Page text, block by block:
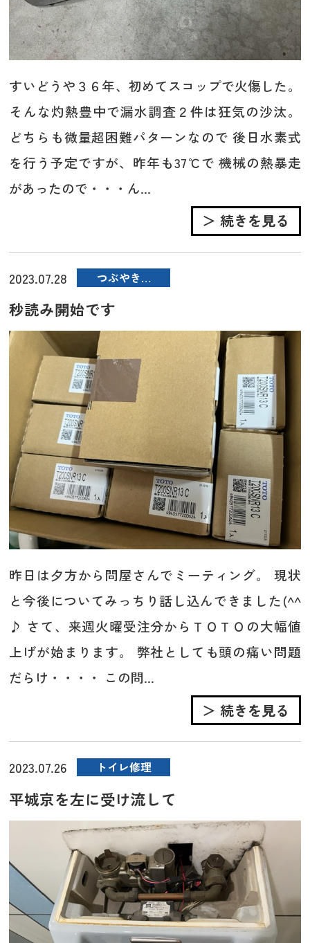
すいどうや３６年、初めてスコップで火傷した。
そんな灼熱豊中で漏水調査２件は狂気の沙汰。
どちらも微量超困難パターンなので 後日水素式
を行う予定ですが、昨年も37℃で 機械の熱暴走
があったので・・・ん...
＞ 続きを見る
2023.07.28 つぶやき…
秒読み開始です
昨日は夕方から問屋さんでミーティング。 現状
と今後についてみっちり話し込んできました(^^
♪ さて、来週火曜受注分からＴＯＴＯの大幅値
上げが始まります。 弊社としても頭の痛い問題
だらけ・・・・ この問...
＞ 続きを見る
2023.07.26 トイレ修理
平城京を左に受け流して